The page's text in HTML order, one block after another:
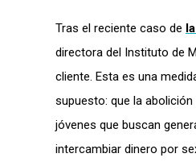
Tras el reciente caso de
directora del Instituto de
cliente. Esta es una
supuesto: que la
jóvenes que buscan
intercambiar dinero por